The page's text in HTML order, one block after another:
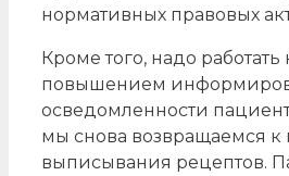
нормативных правовых
Кроме того, надо работать
повышением
осведомленности
мы снова возвращаемся к
выписывания рецептов.